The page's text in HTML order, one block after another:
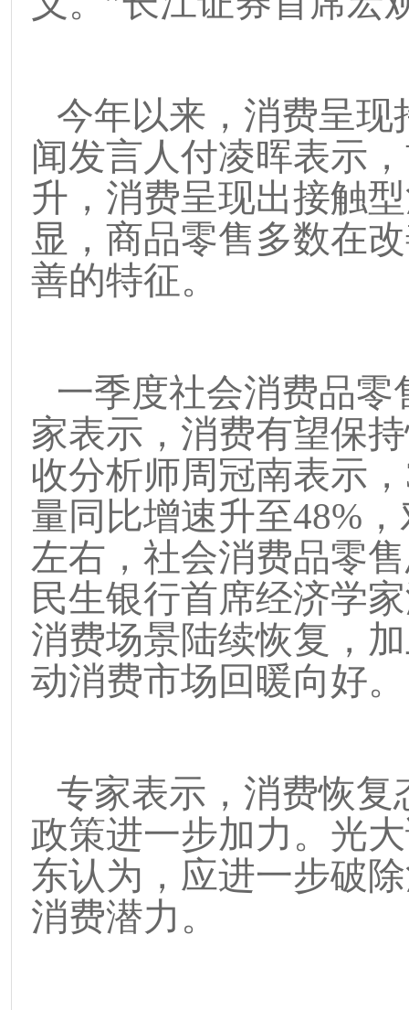
今年以来，消费呈
闻发言人付凌晖表示
升，消费呈现出接触
显，商品零售多数在
善的特征。
一季度社会消费品
家表示，消费有望保
收分析师周冠南表示，
量同比增速升至48%
左右，社会消费品零
民生银行首席经济学
消费场景陆续恢复，
动消费市场回暖向好。
专家表示，消费恢
政策进一步加力。光
东认为，应进一步破
消费潜力。